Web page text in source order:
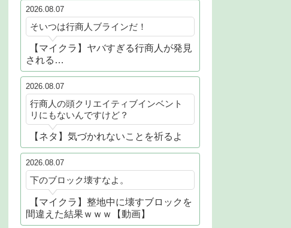
2026.08.07
そいつは行商人ブラインだ！
【マイクラ】ヤバすぎる行商人が発見
される…
2026.08.07
行商人の頭クリエイティブインベント
リにもないんですけど？
【ネタ】気づかれないことを祈るよ
2026.08.07
下のブロック壊すなよ。
【マイクラ】整地中に壊すブロックを
間違えた結果ｗｗｗ【動画】